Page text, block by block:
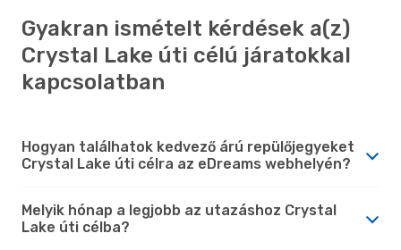
Gyakran ismételt kérdések a(z)
Crystal Lake úti célú járatokkal
kapcsolatban
Hogyan találhatok kedvező árú repülőjegyeket
Crystal Lake úti célra az eDreams webhelyén?
Melyik hónap a legjobb az utazáshoz Crystal
Lake úti célba?